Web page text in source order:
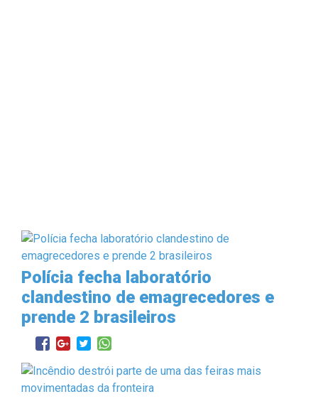
Polícia fecha laboratório
clandestino de emagrecedores e
prende 2 brasileiros